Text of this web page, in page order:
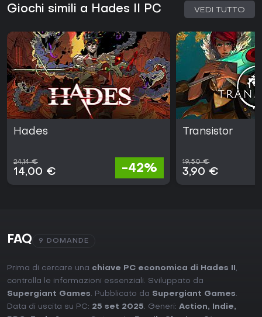
Giochi simili a Hades II PC VEDI TUTTO
Hades
24,14 €
14,00 € -42%
Transistor
19,50 €
3,90 €
FAQ 9 DOMANDE
Prima di cercare una chiave PC economica di Hades II ,
controlla le informazioni essenziali. Sviluppato da
Supergiant Games. Pubblicato da Supergiant Games.
Data di uscita su PC: 25 set 2025. Generi: Action, Indie,